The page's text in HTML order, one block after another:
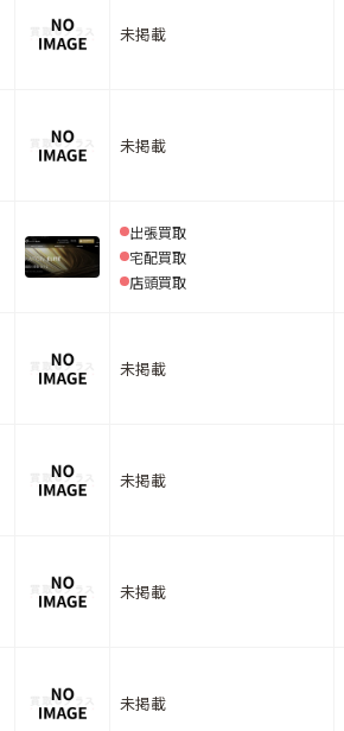
未掲載
未掲載
出張買取
宅配買取
店頭買取
未掲載
未掲載
未掲載
未掲載